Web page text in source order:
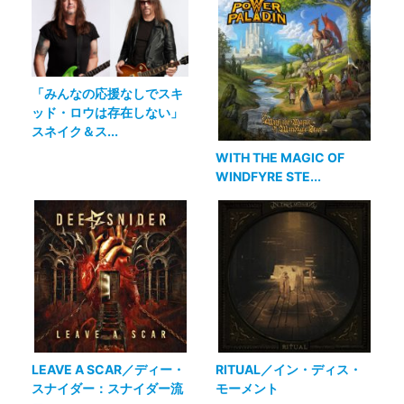
「みんなの応援なしでスキ
ッド・ロウは存在しない」
スネイク＆ス...
WITH THE MAGIC OF
WINDFYRE STE...
LEAVE A SCAR／ディー・
スナイダー：スナイダー流
RITUAL／イン・ディス・
モーメント